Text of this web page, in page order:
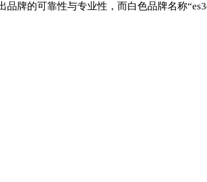
品牌的可靠性与专业性，而白色品牌名称